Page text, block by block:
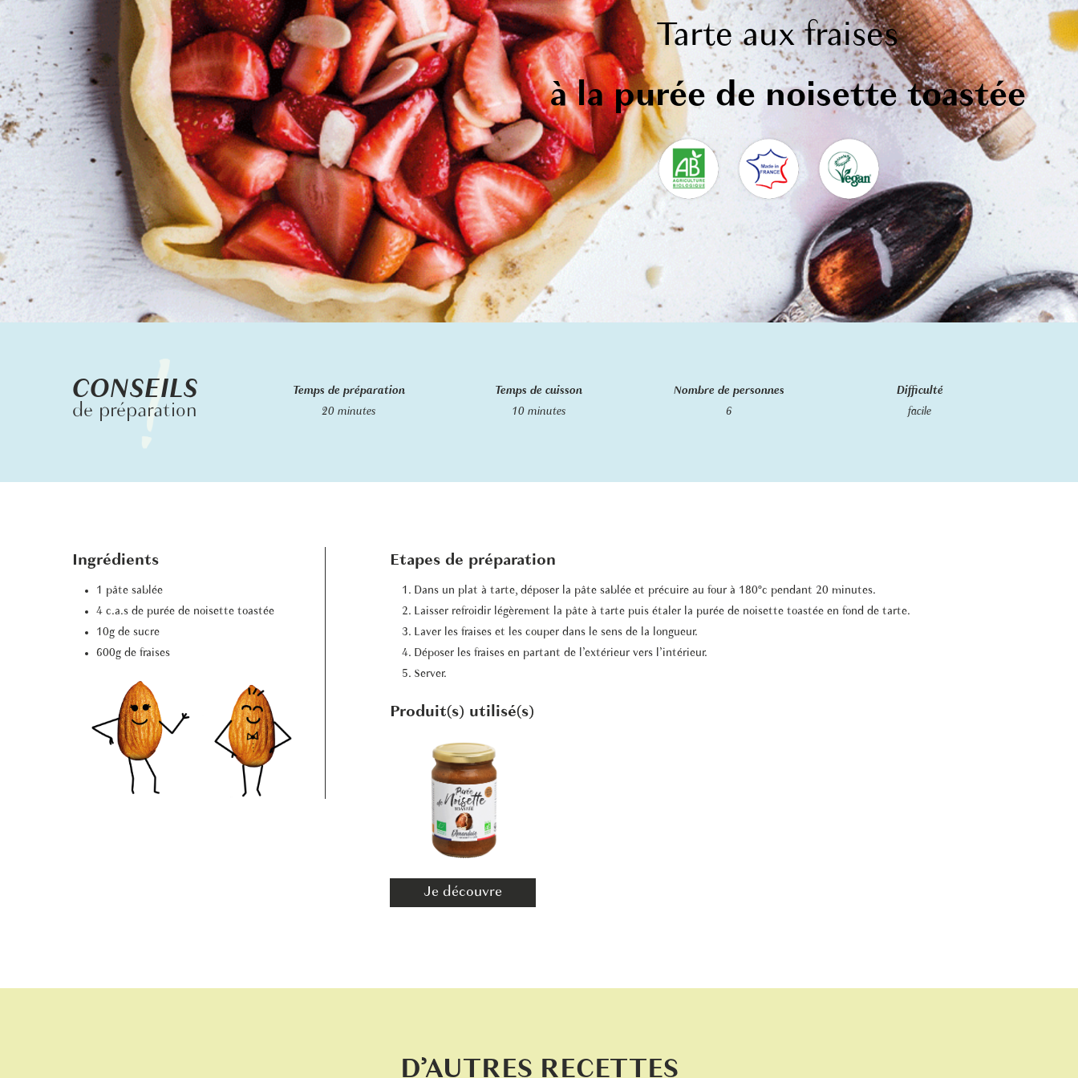
Tarte aux fraises
à la purée de noisette toastée
CONSEILS
de préparation
Temps de préparation
20 minutes
Temps de cuisson
10 minutes
Nombre de personnes
6
Difficulté
facile
Ingrédients
1 pâte sablée
4 c.a.s de purée de noisette toastée
10g de sucre
600g de fraises
Etapes de préparation
Dans un plat à tarte, déposer la pâte sablée et précuire au four à 180°c pendant 20 minutes.
Laisser refroidir légèrement la pâte à tarte puis étaler la purée de noisette toastée en fond de tarte.
Laver les fraises et les couper dans le sens de la longueur.
Déposer les fraises en partant de l’extérieur vers l’intérieur.
Server.
Produit(s) utilisé(s)
Je découvre
D’AUTRES RECETTES